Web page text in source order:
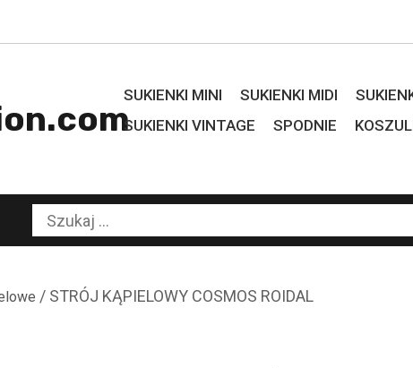
SUKIENKI MINI SUKIENKI MIDI
SUKIENKI VINTAGE
SPODNIE
Szukaj:
/ STRÓJ KĄPIELOWY COSMOS ROIDAL